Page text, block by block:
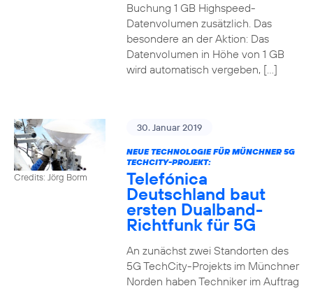
Buchung 1 GB Highspeed-
Datenvolumen zusätzlich. Das
besondere an der Aktion: Das
Datenvolumen in Höhe von 1 GB
wird automatisch vergeben, […]
Credits: Jörg Borm
30. Januar 2019
NEUE TECHNOLOGIE FÜR MÜNCHNER 5G
TECHCITY-PROJEKT:
Telefónica
Deutschland baut
ersten Dualband-
Richtfunk für 5G
An zunächst zwei Standorten des
5G TechCity-Projekts im Münchner
Norden haben Techniker im Auftrag